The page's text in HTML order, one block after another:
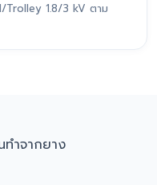
Trolley 1.8/3 kV ตาม
ำจากยาง